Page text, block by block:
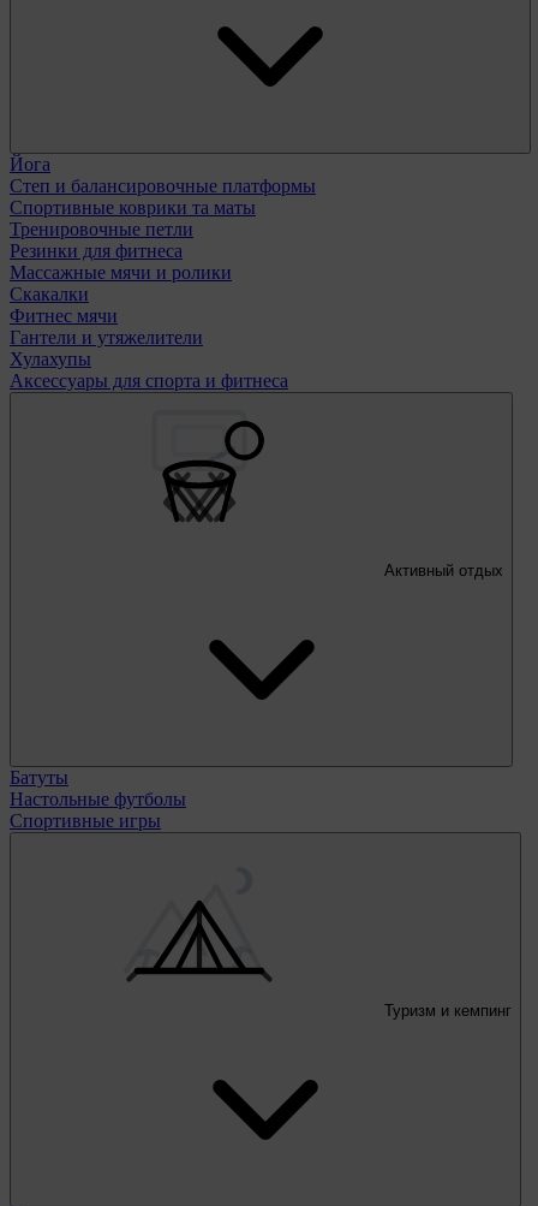
Йога
Степ и балансировочные платформы
Спортивные коврики та маты
Тренировочные петли
Резинки для фитнеса
Массажные мячи и ролики
Скакалки
Фитнес мячи
Гантели и утяжелители
Хулахупы
Аксессуары для спорта и фитнеса
Активный отдых
Батуты
Настольные футболы
Спортивные игры
Туризм и кемпинг